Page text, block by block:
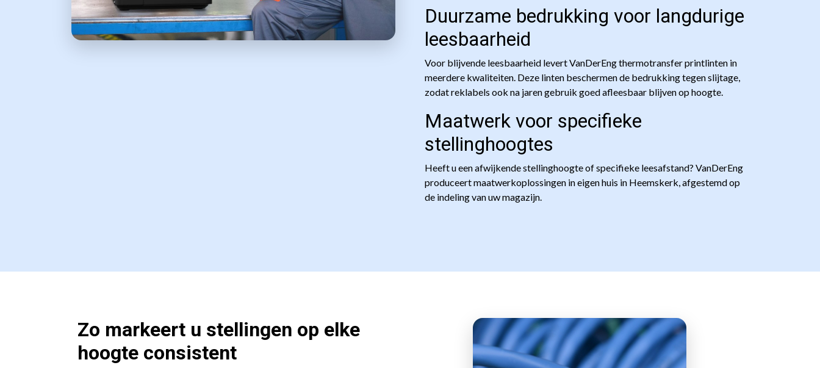
Duurzame bedrukking voor langdurige
leesbaarheid
Voor blijvende leesbaarheid levert VanDerEng thermotransfer printlinten in
meerdere kwaliteiten. Deze linten beschermen de bedrukking tegen slijtage,
zodat reklabels ook na jaren gebruik goed afleesbaar blijven op hoogte.
Maatwerk voor specifieke
stellinghoogtes
Heeft u een afwijkende stellinghoogte of specifieke leesafstand? VanDerEng
produceert maatwerkoplossingen in eigen huis in Heemskerk, afgestemd op
de indeling van uw magazijn.
Zo markeert u stellingen op elke
hoogte consistent